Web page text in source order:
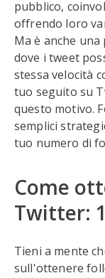
pubblico,
offrendo loro
Ma è anche
dove i tweet
stessa velocità
tuo seguito su
questo motivo.
semplici
tuo numero di
Come
Twitter:
Tieni a mente
sull'ottenere